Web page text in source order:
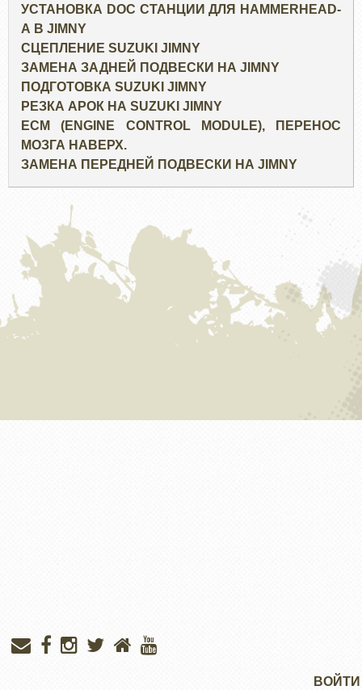
УСТАНОВКА DOC СТАНЦИИ ДЛЯ HAMMERHEAD-
А В JIMNY
СЦЕПЛЕНИЕ SUZUKI JIMNY
ЗАМЕНА ЗАДНЕЙ ПОДВЕСКИ НА JIMNY
ПОДГОТОВКА SUZUKI JIMNY
РЕЗКА АРОК НА SUZUKI JIMNY
ECM (ENGINE CONTROL MODULE), ПЕРЕНОС
МОЗГА НАВЕРХ.
ЗАМЕНА ПЕРЕДНЕЙ ПОДВЕСКИ НА JIMNY
ВОЙТИ